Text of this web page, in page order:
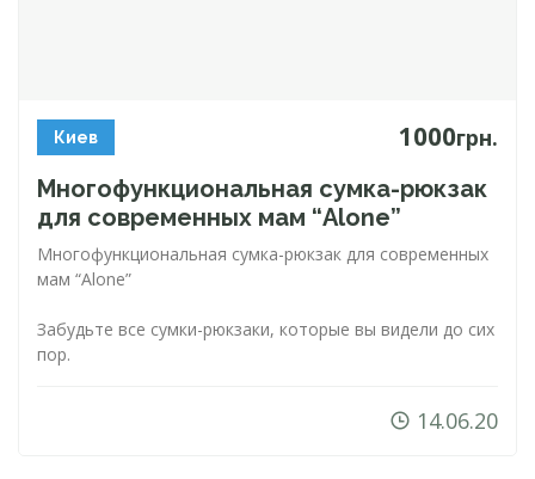
Киев 1000грн.
Многофункциональная сумка-рюкзак
для современных мам “Alone”
Многофункциональная сумка-рюкзак для современных
мам “Alone”
Забудьте все сумки-рюкзаки, которые вы видели до сих
пор.
14.06.20